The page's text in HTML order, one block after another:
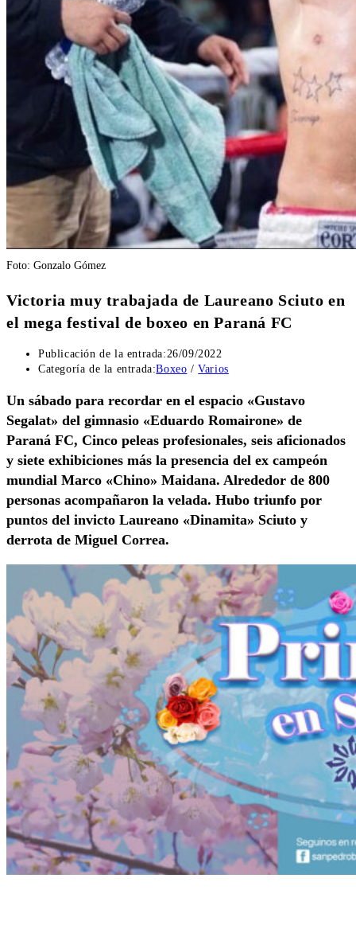
Foto: Gonzalo Gómez
Victoria muy trabajada de Laureano Sciuto en
el mega festival de boxeo en Paraná FC
Publicación de la entrada:26/09/2022
Categoría de la entrada:Boxeo / Varios
Un sábado para recordar en el espacio «Gustavo
Segalat» del gimnasio «Eduardo Romairone» de
Paraná FC, Cinco peleas profesionales, seis aficionados
y siete exhibiciones más la presencia del ex campeón
mundial Marco «Chino» Maidana. Alrededor de 800
personas acompañaron la velada. Hubo triunfo por
puntos del invicto Laureano «Dinamita» Sciuto y
derrota de Miguel Correa.